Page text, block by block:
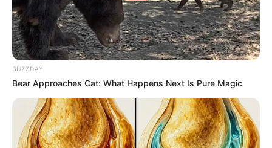
10 Epic Failures That Were Completely Preventable
— Find Out
BRAINBERRIES
BUZZDAY
Bear Approaches Cat: What Happens Next Is Pure Magic